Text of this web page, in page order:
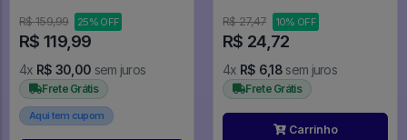
R$ 159,99 25% OFF
R$ 119,99
4x R$ 30,00 sem juros
Frete Grátis
Aqui tem cupom
R$ 27,47
10% OFF
R$ 24,72
4x R$ 6,18 sem juros
Frete Grátis
Carrinho